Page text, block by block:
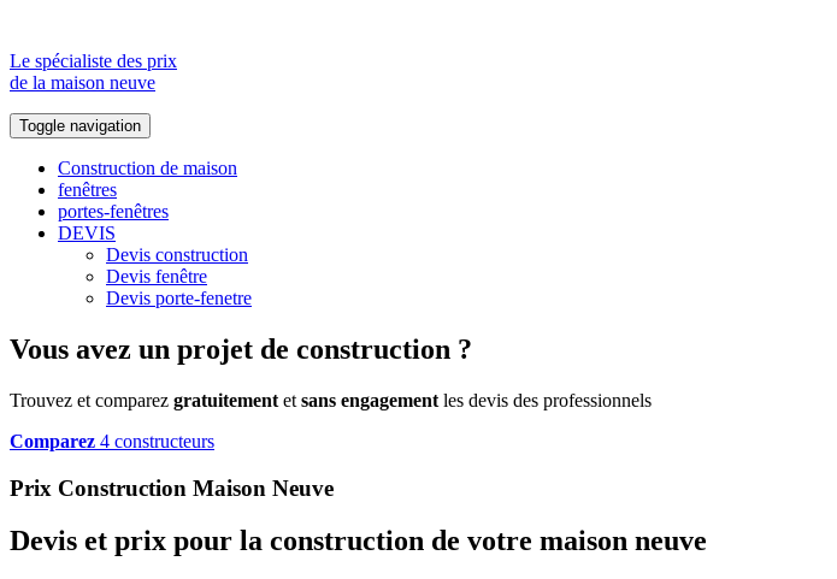
Le spécialiste des prix
de la maison neuve
Toggle navigation
Construction de maison
fenêtres
portes-fenêtres
DEVIS
Devis construction
Devis fenêtre
Devis porte-fenetre
Vous avez un projet de construction ?
Trouvez et comparez gratuitement et sans engagement les devis des professionnels
Comparez 4 constructeurs
Prix Construction Maison Neuve
Devis et prix pour la construction de votre maison neuve